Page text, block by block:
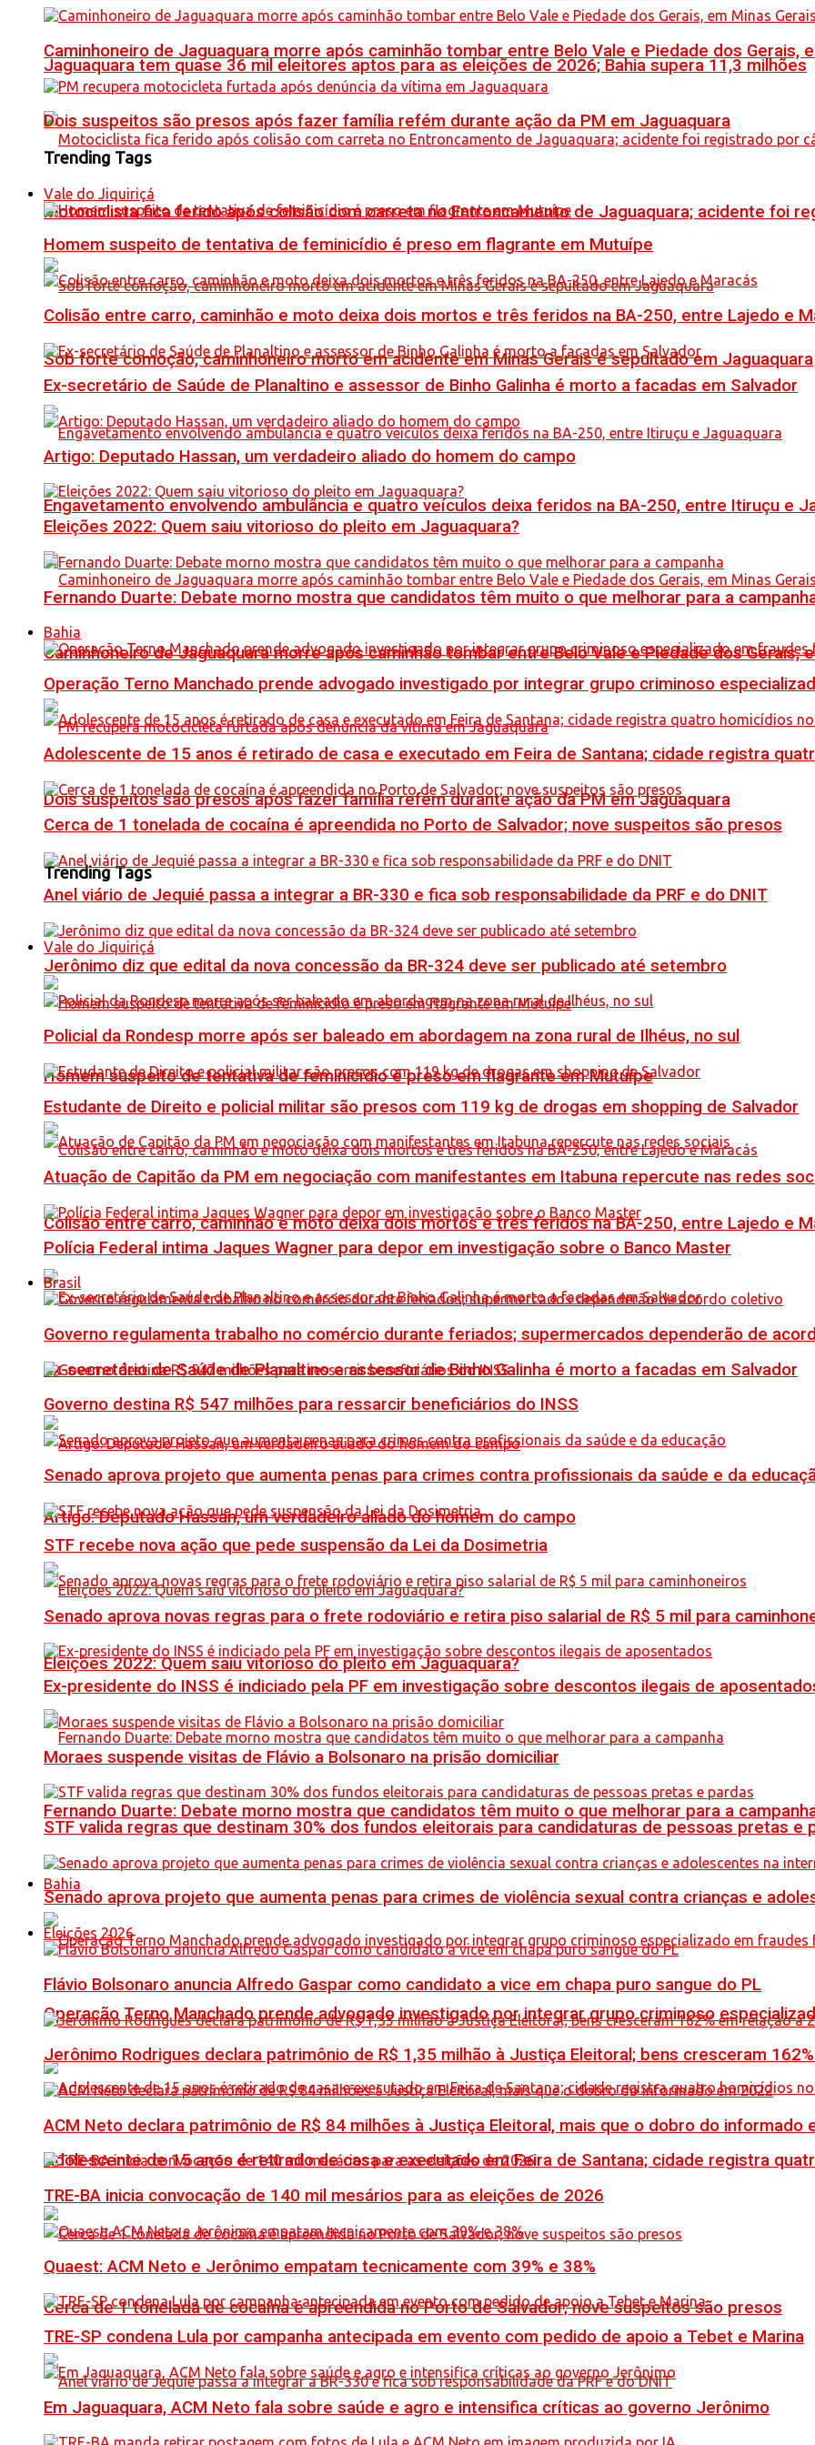
Jaguaquara tem quase 36 mil eleitores aptos para as eleições de 2026; Bahia supera 11,3 milhões
Motociclista fica ferido após colisão com carreta no Entroncamento de Jaguaquara; acidente foi
Sob forte comoção, caminhoneiro morto em acidente em Minas Gerais é sepultado em Jaguaquara
Engavetamento envolvendo ambulância e quatro veículos deixa feridos na BA-250, entre Itiruçu e
Caminhoneiro de Jaguaquara morre após caminhão tombar entre Belo Vale e Piedade dos Gerais,
Dois suspeitos são presos após fazer família refém durante ação da PM em Jaguaquara
Trending Tags
Vale do Jiquiriçá
Homem suspeito de tentativa de feminicídio é preso em flagrante em Mutuípe
Colisão entre carro, caminhão e moto deixa dois mortos e três feridos na BA-250, entre Lajedo e
Ex-secretário de Saúde de Planaltino e assessor de Binho Galinha é morto a facadas em Salvador
Artigo: Deputado Hassan, um verdadeiro aliado do homem do campo
Eleições 2022: Quem saiu vitorioso do pleito em Jaguaquara?
Fernando Duarte: Debate morno mostra que candidatos têm muito o que melhorar para a
Bahia
Operação Terno Manchado prende advogado investigado por integrar grupo criminoso
Adolescente de 15 anos é retirado de casa e executado em Feira de Santana; cidade registra
Cerca de 1 tonelada de cocaína é apreendida no Porto de Salvador; nove suspeitos são presos
Caminhoneiro de Jaguaquara morre após caminhão tombar entre Belo Vale e Piedade dos Gerais,
Dois suspeitos são presos após fazer família refém durante ação da PM em Jaguaquara
Trending Tags
Vale do Jiquiriçá
Homem suspeito de tentativa de feminicídio é preso em flagrante em Mutuípe
Colisão entre carro, caminhão e moto deixa dois mortos e três feridos na BA-250, entre Lajedo e
Ex-secretário de Saúde de Planaltino e assessor de Binho Galinha é morto a facadas em Salvador
Artigo: Deputado Hassan, um verdadeiro aliado do homem do campo
Eleições 2022: Quem saiu vitorioso do pleito em Jaguaquara?
Fernando Duarte: Debate morno mostra que candidatos têm muito o que melhorar para a
Bahia
Operação Terno Manchado prende advogado investigado por integrar grupo criminoso
Adolescente de 15 anos é retirado de casa e executado em Feira de Santana; cidade registra
Cerca de 1 tonelada de cocaína é apreendida no Porto de Salvador; nove suspeitos são presos
Anel viário de Jequié passa a integrar a BR-330 e fica sob responsabilidade da PRF e do DNIT
Jerônimo diz que edital da nova concessão da BR-324 deve ser publicado até setembro
Policial da Rondesp morre após ser baleado em abordagem na zona rural de Ilhéus, no sul
Estudante de Direito e policial militar são presos com 119 kg de drogas em shopping de Salvador
Atuação de Capitão da PM em negociação com manifestantes em Itabuna repercute nas redes
Polícia Federal intima Jaques Wagner para depor em investigação sobre o Banco Master
Brasil
Governo regulamenta trabalho no comércio durante feriados; supermercados dependerão de
Governo destina R$ 547 milhões para ressarcir beneficiários do INSS
Senado aprova projeto que aumenta penas para crimes contra profissionais da saúde e da
STF recebe nova ação que pede suspensão da Lei da Dosimetria
Senado aprova novas regras para o frete rodoviário e retira piso salarial de R$ 5 mil para
Ex-presidente do INSS é indiciado pela PF em investigação sobre descontos ilegais de
Moraes suspende visitas de Flávio a Bolsonaro na prisão domiciliar
STF valida regras que destinam 30% dos fundos eleitorais para candidaturas de pessoas pretas e
Senado aprova projeto que aumenta penas para crimes de violência sexual contra crianças e
Eleições 2026
Flávio Bolsonaro anuncia Alfredo Gaspar como candidato a vice em chapa puro sangue do PL
Jerônimo Rodrigues declara patrimônio de R$ 1,35 milhão à Justiça Eleitoral; bens cresceram
ACM Neto declara patrimônio de R$ 84 milhões à Justiça Eleitoral, mais que o dobro do informado
TRE-BA inicia convocação de 140 mil mesários para as eleições de 2026
Quaest: ACM Neto e Jerônimo empatam tecnicamente com 39% e 38%
TRE-SP condena Lula por campanha antecipada em evento com pedido de apoio a Tebet e Marina
Em Jaguaquara, ACM Neto fala sobre saúde e agro e intensifica críticas ao governo Jerônimo